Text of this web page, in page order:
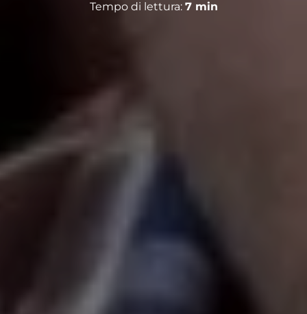
Tempo di lettura: 7min